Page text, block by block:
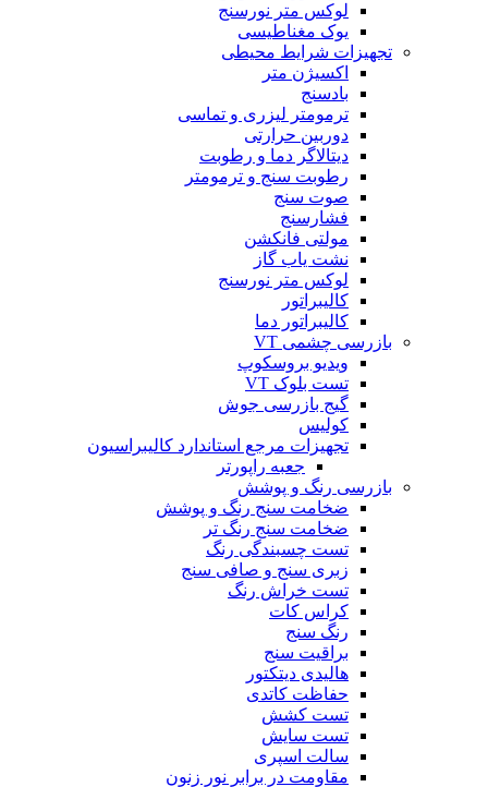
لوکس متر نورسنج
یوک مغناطیسی
تجهیزات شرایط محیطی
اکسیژن متر
بادسنج
ترمومتر لیزری و تماسی
دوربین حرارتی
دیتالاگر دما و رطوبت
رطوبت سنج و ترمومتر
صوت سنج
فشارسنج
مولتی فانکشن
نشت یاب گاز
لوکس متر نورسنج
کالیبراتور
کالیبراتور دما
بازرسی چشمی VT
ویدیو بروسکوپ
تست بلوک VT
گیج بازرسی جوش
کولیس
تجهیزات مرجع استاندارد کالیبراسیون
جعبه راپورتر
بازرسی رنگ و پوشش
ضخامت سنج رنگ و پوشش
ضخامت سنج رنگ تر
تست چسبندگی رنگ
زبری سنج و صافی سنج
تست خراش رنگ
کراس کات
رنگ سنج
براقیت سنج
هالیدی دیتکتور
حفاظت کاتدی
تست کشش
تست سایش
سالت اسپری
مقاومت در برابر نور زنون